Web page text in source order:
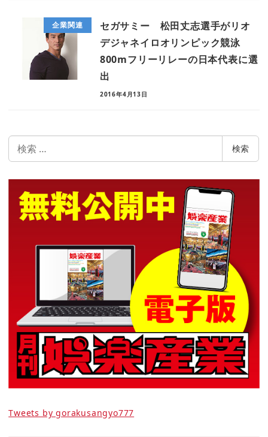
企業関連
セガサミー 松田丈志選手がリオ
デジャネイロオリンピック競泳
800mフリーリレーの日本代表に選
出
2016年4月13日
索
検索
Tweets by gorakusangyo777